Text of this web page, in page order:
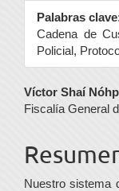
Palabras
Cadena de
Policial,
principal
del
artículo
Víctor Shaí
Fiscalía General
Nuestro sistema